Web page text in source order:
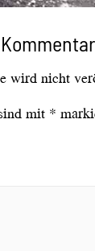
wird nicht
mit *